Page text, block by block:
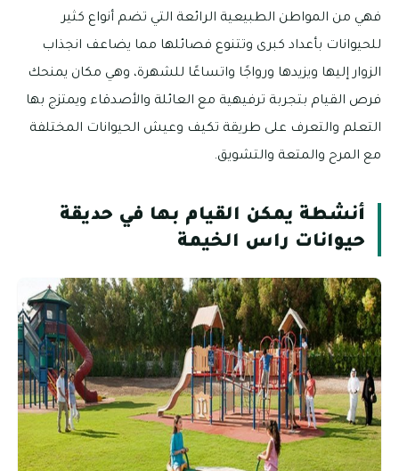
فهي من المواطن الطبيعية الرائعة التي تضم أنواع كثير
للحيوانات بأعداد كبرى وتتنوع فصائلها مما يضاعف انجذاب
الزوار إليها ويزيدها ورواجًا واتساعًا للشهرة، وهي مكان يمنحك
فرص القيام بتجربة ترفيهية مع العائلة والأصدقاء ويمتزج بها
التعلم والتعرف على طريقة تكيف وعيش الحيوانات المختلفة
مع المرح والمتعة والتشويق.
أنشطة يمكن القيام بها في حديقة
حيوانات راس الخيمة